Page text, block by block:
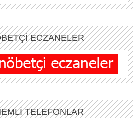
ECZANELER
TELEFONLAR